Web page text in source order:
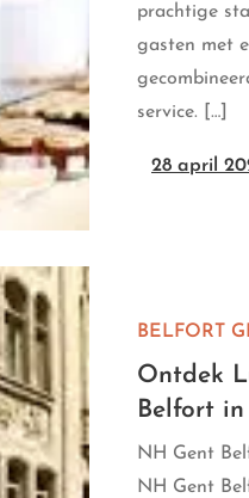
prachtige
gasten met
service. […]
28 april
BELFORT
Ontdek
Belfort
NH Gent
NH Gent